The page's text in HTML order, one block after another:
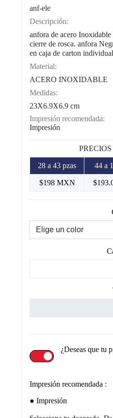
anf-ele
Descripción:
anfora de acero
cierre de rosca. anfora
en caja de carton
Material:
ACERO INOXIDABLE
Medidas:
23X6.9X6.9 cm
Impresión recomendada:
Impresión
28 a 43 pzas 44 a
$198 MXN
¿Deseas que tu
Impresión recomendada :
Impresión